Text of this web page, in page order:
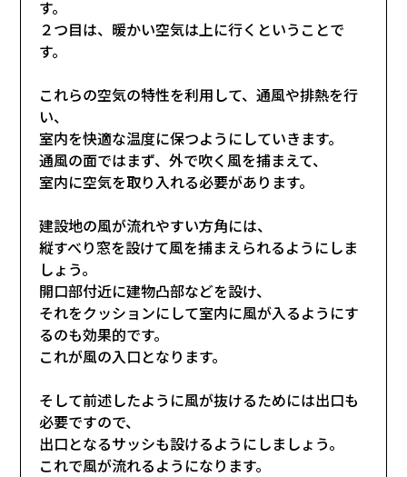
す。
２つ目は、暖かい空気は上に行くということで
す。
これらの空気の特性を利用して、通風や排熱を行
い、
室内を快適な温度に保つようにしていきます。
通風の面ではまず、外で吹く風を捕まえて、
室内に空気を取り入れる必要があります。
建設地の風が流れやすい方角には、
縦すべり窓を設けて風を捕まえられるようにしま
しょう。
開口部付近に建物凸部などを設け、
それをクッションにして室内に風が入るようにす
るのも効果的です。
これが風の入口となります。
そして前述したように風が抜けるためには出口も
必要ですので、
出口となるサッシも設けるようにしましょう。
これで風が流れるようになります。